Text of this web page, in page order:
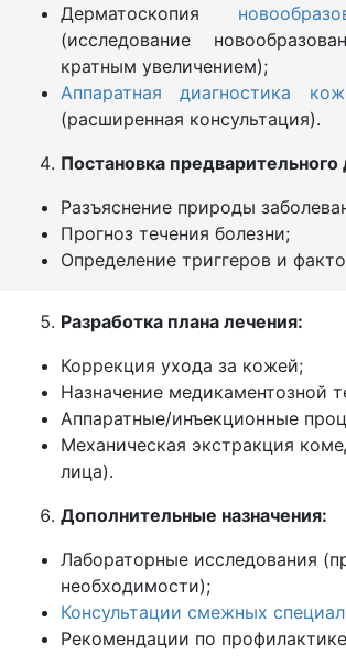
Дерматоскопия
(исследование
кратным увеличением);
Аппаратная диагностика
(расширенная консультация).
Постановка предварительного
Разъяснение природы
Прогноз течения болезни;
Определение триггеров и
Разработка плана лечения:
Коррекция ухода за кожей;
Назначение медикаментозной
Аппаратные/инъекционные
Механическая экстракция
лица).
Дополнительные назначения:
Лабораторные исследования
необходимости);
Консультации смежных
Рекомендации по